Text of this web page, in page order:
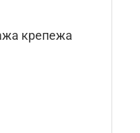
крепежа